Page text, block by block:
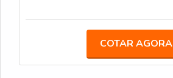
COTAR AGORA